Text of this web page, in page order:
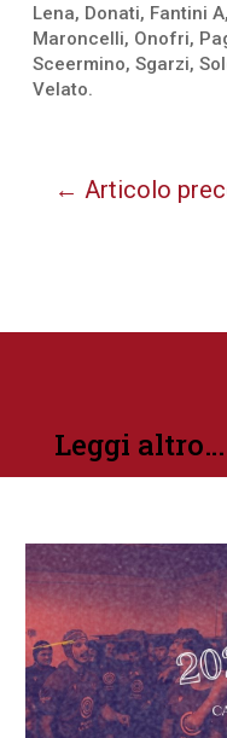
Lena, Donati, Fantini
Maroncelli, Onofri,
Sceermino, Sgarzi,
Velato.
← Articolo
Leggi altro…